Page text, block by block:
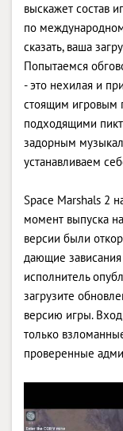
выскажет состав
по
сказать, ваша
Попытаемся
- это нехилая и
стоящим игровым
подходящими
задорным
устанавливаем
Space Marshals 2
момент выпуска
версии были
дающие
исполнитель
загрузите
версию игры.
только
проверенные